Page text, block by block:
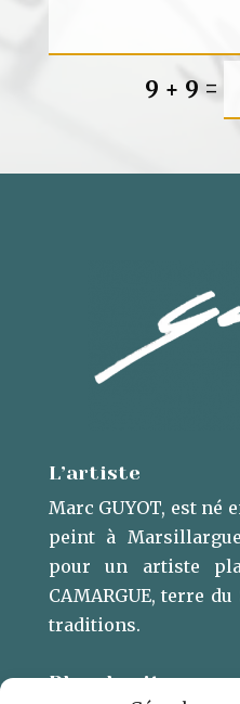
9 + 9 =
L’artiste
Marc GUYOT, est né
peint à
pour un artiste
CAMARGUE, terre
traditions.
Plan du site